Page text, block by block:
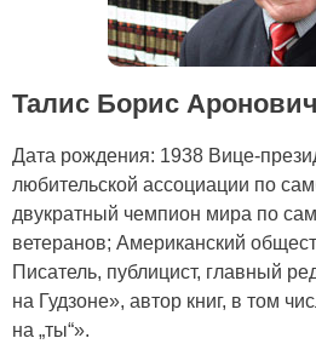
Талис Борис Аронович
Дата рождения: 1938 Вице-
любительской ассоциации по
двукратный чемпион мира по
ветеранов; Американский
Писатель, публицист, главный
на Гудзоне», автор книг, в том
на „ты“».